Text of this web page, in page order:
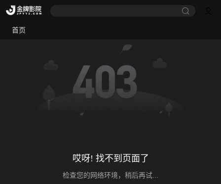
首页
哎呀! 找不到页面了
检查您的网络环境，稍后再试...